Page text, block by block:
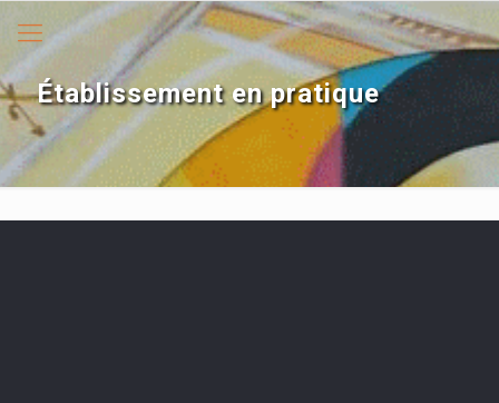
Établissement en pratique